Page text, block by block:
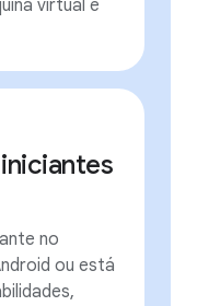
virtual e
no
ou está